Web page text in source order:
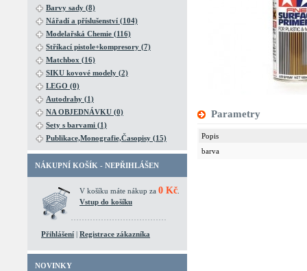
Barvy sady (8)
Nářadí a příslušenství (104)
Modelařská Chemie (116)
Stříkací pistole+kompresory (7)
Matchbox (16)
SIKU kovové modely (2)
LEGO (0)
Autodrahy (1)
NA OBJEDNÁVKU (0)
Sety s barvami (1)
Publikace,Monografie,Časopisy (15)
NÁKUPNÍ KOŠÍK - NEPŘIHLÁŠEN
V košíku máte nákup za 0 Kč
Vstup do košíku
Přihlášení | Registrace zákazníka
NOVINKY
Parametry
Popis
barva